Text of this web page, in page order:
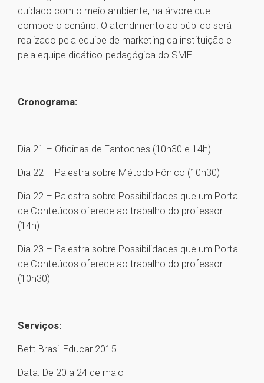
cuidado com o meio ambiente, na árvore que
compõe o cenário. O atendimento ao público será
realizado pela equipe de marketing da instituição e
pela equipe didático-pedagógica do SME.
Cronograma:
Dia 21 – Oficinas de Fantoches (10h30 e 14h)
Dia 22 – Palestra sobre Método Fônico (10h30)
Dia 22 – Palestra sobre Possibilidades que um Portal
de Conteúdos oferece ao trabalho do professor
(14h)
Dia 23 – Palestra sobre Possibilidades que um Portal
de Conteúdos oferece ao trabalho do professor
(10h30)
Serviços:
Bett Brasil Educar 2015
Data: De 20 a 24 de maio